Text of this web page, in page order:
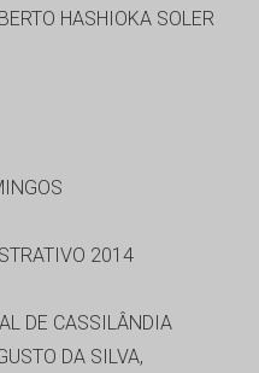
HASHIOKA SOLER
2014
DE CASSILÂNDIA
DA SILVA,